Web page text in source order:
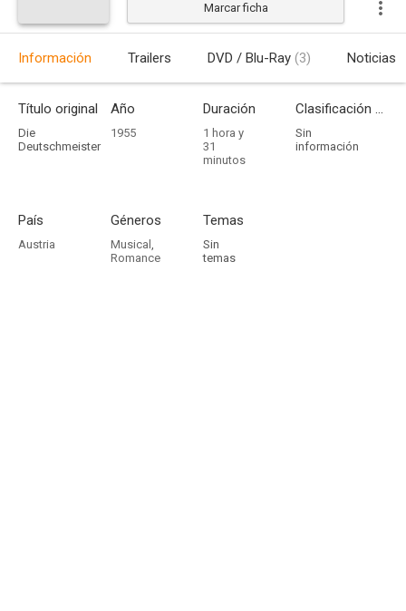
Marcar ficha
Información Trailers DVD / Blu-Ray (3) Noticias
Título original
Die
Deutschmeister
Año
1955
Duración
1 hora y
31
minutos
Clasificación por edades
Sin
información
País
Austria
Géneros
Musical ,
Romance
Temas
Sin
temas